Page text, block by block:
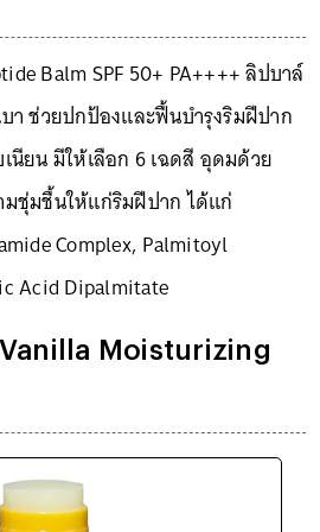
Balm SPF 50+ PA++++ ลิปบาล์
า ช่วยปกป้องและฟื้นบำรุงริมฝีปาก
นียน มีให้เลือก 6 เฉดสี อุดมด้วย
ชุ่มชื้นให้แก่ริมฝีปาก ได้แก่
Complex, Palmitoyl
Acid Dipalmitate
Moisturizing